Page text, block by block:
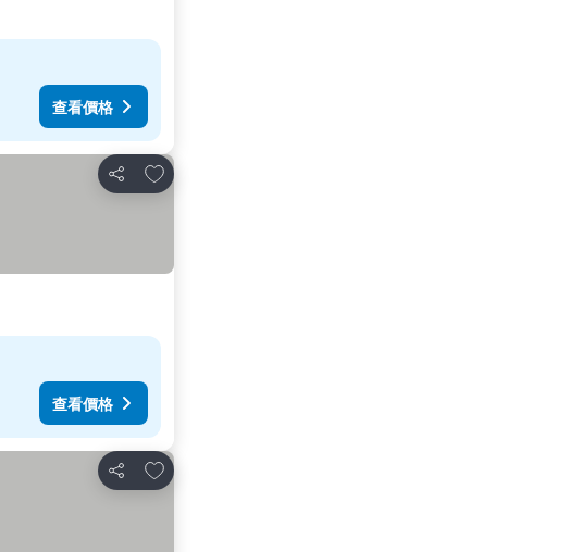
查看價格
分享
加入我的最愛
查看價格
分享
加入我的最愛